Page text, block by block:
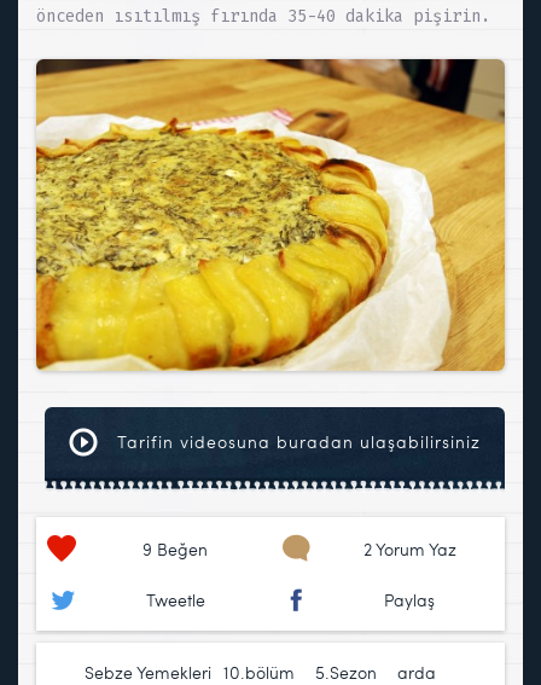
önceden ısıtılmış fırında 35-40 dakika pişirin.
Tarifin videosuna buradan ulaşabilirsiniz
9 Beğen 2 Yorum Yaz
Tweetle Paylaş
Sebze Yemekleri 10.bölüm 5.Sezon
arda